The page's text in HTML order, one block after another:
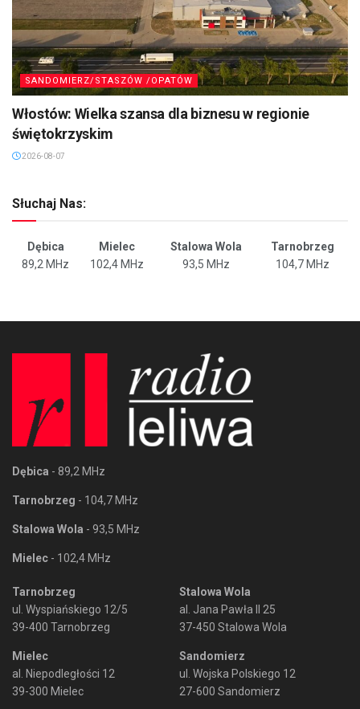
SANDOMIERZ/STASZÓW /OPATÓW
Włostów: Wielka szansa dla biznesu w regionie
świętokrzyskim
2026-08-07
Słuchaj Nas:
Dębica Mielec Stalowa Wola
Tarnobrzeg
89,2 MHz
102,4 MHz 93,5 MHz 104,7 MHz
Dębica - 89,2 MHz
Tarnobrzeg - 104,7 MHz
Stalowa Wola - 93,5 MHz
Mielec - 102,4 MHz
Tarnobrzeg
ul. Wyspiańskiego 12/5
39-400 Tarnobrzeg
Mielec
al. Niepodległości 12
39-300 Mielec
Stalowa Wola
al. Jana Pawła II 25
37-450 Stalowa Wola
Sandomierz
ul. Wojska Polskiego 12
27-600 Sandomierz